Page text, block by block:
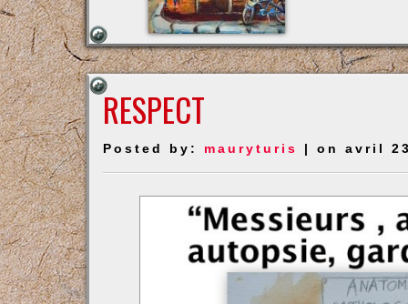
RESPECT
Posted by: mauryturis | on avril